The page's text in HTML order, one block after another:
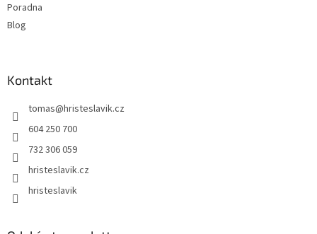
Poradna
Blog
Kontakt
tomas@hristeslavik.cz
604 250 700
732 306 059
hristeslavik.cz
hristeslavik